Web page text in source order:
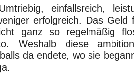
einfallsreich,
erfolgreich. Das Geld
ganz so regelmäßig
Weshalb diese
da endete, wo sie